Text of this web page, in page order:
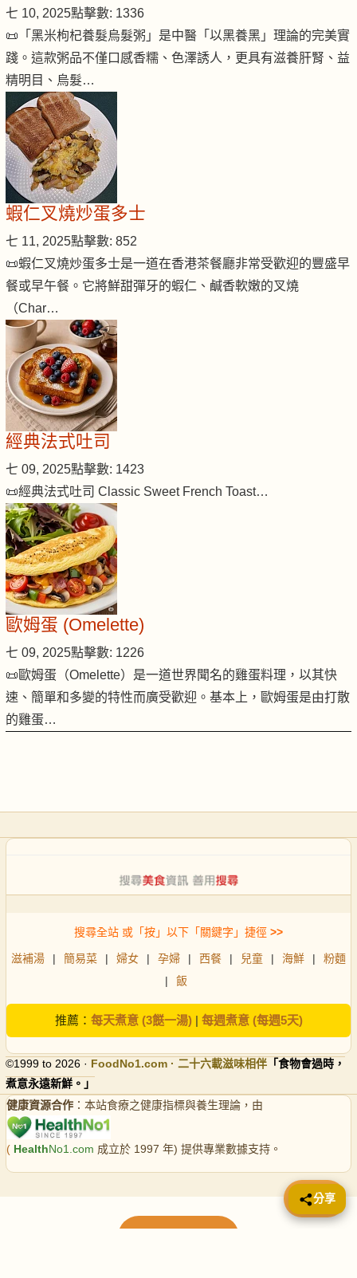
七 10, 2025點擊數: 1336
📜「黑米枸杞養髮烏髮粥」是中醫「以黑養黑」理論的完美實
踐。這款粥品不僅口感香糯、色澤誘人，更具有滋養肝腎、益
精明目、烏髮…
蝦仁叉燒炒蛋多士
七 11, 2025點擊數: 852
📜蝦仁叉燒炒蛋多士是一道在香港茶餐廳非常受歡迎的豐盛早
餐或早午餐。它將鮮甜彈牙的蝦仁、鹹香軟嫩的叉燒
（Char…
經典法式吐司
七 09, 2025點擊數: 1423
📜經典法式吐司 Classic Sweet French Toast…
歐姆蛋 (Omelette)
七 09, 2025點擊數: 1226
📜歐姆蛋（Omelette）是一道世界聞名的雞蛋料理，以其快
速、簡單和多變的特性而廣受歡迎。基本上，歐姆蛋是由打散
的雞蛋…
搜尋全站 或「按」以下「關鍵字」捷徑 >>
滋補湯 | 簡易菜 | 婦女 | 孕婦 | 西餐 | 兒童 | 海鮮 |
粉麵
|
飯
推薦： 每天煮意 (3餸一湯)| 每週煮意 (每週5天)
©1999 to 2026 · FoodNo1.com · 二十六載滋味相伴 「食物會過時，
煮意永遠新鮮。」
健康資源合作 ：本站食療之健康指標與養生理論，由
( HealthNo1.com 成立於 1997 年) 提供專業數據支持。
📤 分享
分享